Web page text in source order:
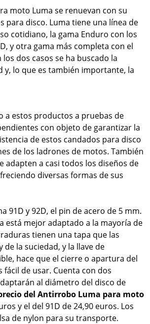
moto Luma se renuevan con su
para disco. Luma tiene una línea de
cotidiano, la gama Enduro con los
y otra gama más completa con el
los dos casos se ha buscado la
y, lo que es también importante, la
a estos productos a pruebas de
con objeto de garantizar la
de estos candados para disco
de los ladrones de motos. También
adapten a casi todos los diseños de
diversas formas de sus
91D y 92D, el pin de acero de 5 mm.
está mejor adaptado a la mayoría de
tienen una tapa que las
de la suciedad, y la llave de
hace que el cierre o apartura del
de usar. Cuenta con dos
al diámetro del disco de
del Antirrobo Luma para moto
y el del 91D de 24,90 euros. Los
de nylon para su transporte.